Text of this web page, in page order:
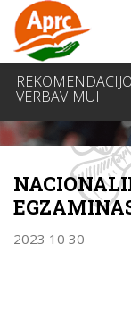
VERBAVIMUI
Paieška
2023 10 30